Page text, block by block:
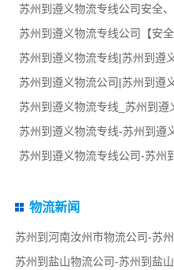
苏州到遵义物流专线公司安全、
苏州到遵义物流专线公司【安
苏州到遵义物流专线|苏州到遵
苏州到遵义物流公司|苏州到遵
苏州到遵义物流专线_苏州到遵
苏州到遵义物流专线-苏州到遵
苏州到遵义物流专线公司-苏州
物流新闻
苏州到盐山物流公司-苏州到盐